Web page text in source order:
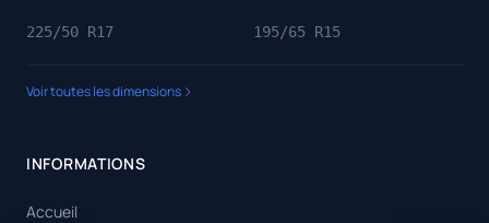
225/50 R17 195/65 R15
Voir toutes les dimensions
INFORMATIONS
Accueil